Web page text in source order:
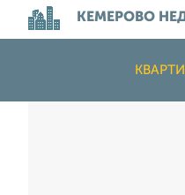
КЕМЕРОВО